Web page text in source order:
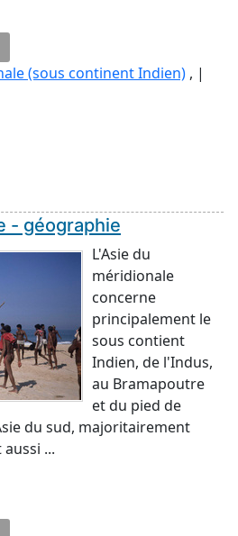
(sous continent Indien) , |
- géographie
L'Asie du
méridionale
concerne
principalement le
sous contient
Indien, de l'Indus,
au Bramapoutre
et du pied de
du sud, majoritairement
...